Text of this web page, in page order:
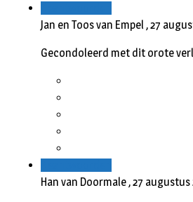
Jan en Toos van Empel ,27
Gecondoleerd met dit orote
Han van Doormale ,27 augustus